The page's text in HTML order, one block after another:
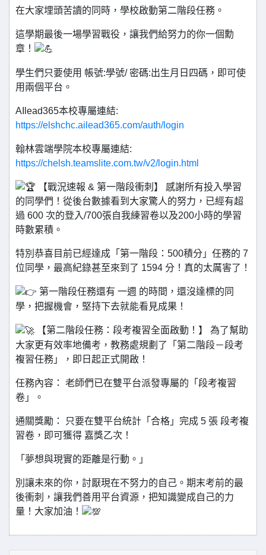
在大家埋頭苦讀的同時，學校啟動第二階段任務。
這學期最後一場學習戰役，讓我們給努力的你一個勳
章！
學生們只要使用 帳號:學號/ 密碼:出生月日四碼，即可使
用兩個平台。
AIlead365本校專屬連結:
https://elshchc.ailead365.com/auth/login
翰林雲端學院本校專屬連結:
https://chelsh.teamslite.com.tw/v2/login.html
【戰況速報 & 第一階段衝刺】 感謝所有投入學習
的同學們！從後台數據看到大家驚人的努力，已經有超
過 600 次的登入/700張自我練習卷以及200小時的學習
時數累積。
特別恭喜目前已經達成「第一階段：500積分」任務的 7
位同學，最高紀錄甚至來到了 1594 分！真的太厲害了！
第一階段任務還有 一週 的時間，還沒達標的同
學，把握機會，堅持下去就能看見成果！
【第二階段任務：段考複習全面啟動！】 為了幫助
大家更有效率地備考，教務處規劃了「第二階段－段考
複習任務」，即日起正式開啟！
任務內容： 老師們已在雙平台派發專屬的「段考複習
卷」。
通關獎勵： 只要在雙平台統計「合格」完成 5 張 段考複
習卷，即可獲得 嘉獎乙次！
「夢想與現實的距離是行動。」
別讓未來的你，討厭現在不努力的自己。期末考前的最
後衝刺，讓我們善用平台資源，把知識變成自己的力
量！大家加油！